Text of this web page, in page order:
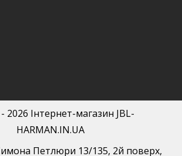
2026 Інтернет-магазин JBL-
HARMAN.IN.UA
Петлюри 13/135, 2й поверх,